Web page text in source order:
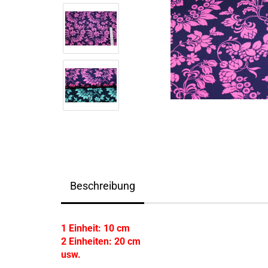
Beschreibung
1 Einheit: 10 cm
2 Einheiten: 20 cm
usw.